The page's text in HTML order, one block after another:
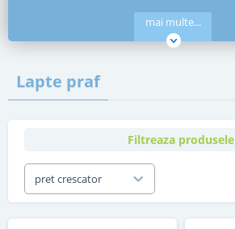
mai multe...
Lapte praf
Filtreaza produsele
pret crescator